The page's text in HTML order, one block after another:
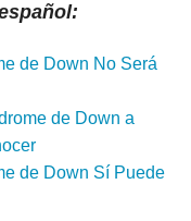
de Down No Será
de Down a
de Down Sí Puede